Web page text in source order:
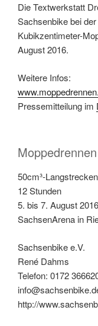
Die Textwerkstatt
Sachsenbike bei
Kubikzentimeter-
August 2016.
Weitere Infos:
Pressemitteilung im
Moppedrennen
50cm³-
12 Stunden
5. bis 7. August 2016
SachsenArena in
Sachsenbike e.V.
René Dahms
Telefon: 0172
http://